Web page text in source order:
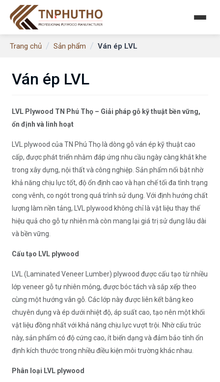
Trang chủ / Sản phẩm / Ván ép LVL
Ván ép LVL
LVL Plywood TN Phú Thọ – Giải pháp gỗ kỹ thuật bền vững,
ổn định và linh hoạt
LVL plywood của TN Phú Thọ là dòng gỗ ván ép kỹ thuật cao
cấp, được phát triển nhằm đáp ứng nhu cầu ngày càng khắt khe
trong xây dựng, nội thất và công nghiệp. Sản phẩm nổi bật nhờ
khả năng chịu lực tốt, độ ổn định cao và hạn chế tối đa tình trạng
cong vênh, co ngót trong quá trình sử dụng. Với định hướng chất
lượng làm nền tảng, LVL plywood không chỉ là vật liệu thay thế
hiệu quả cho gỗ tự nhiên mà còn mang lại giá trị sử dụng lâu dài
và bền vững.
Cấu tạo LVL plywood
LVL (Laminated Veneer Lumber) plywood được cấu tạo từ nhiều
lớp veneer gỗ tự nhiên mỏng, được bóc tách và sắp xếp theo
cùng một hướng vân gỗ. Các lớp này được liên kết bằng keo
chuyên dụng và ép dưới nhiệt độ, áp suất cao, tạo nên một khối
vật liệu đồng nhất với khả năng chịu lực vượt trội. Nhờ cấu trúc
này, sản phẩm có độ cứng cao, ít biến dạng và đảm bảo tính ổn
định kích thước trong nhiều điều kiện môi trường khác nhau.
Phân loại LVL plywood